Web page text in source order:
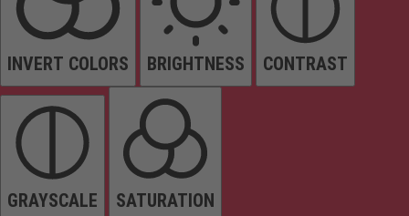
INVERT COLORS BRIGHTNESS CONTRAST
GRAYSCALE SATURATION